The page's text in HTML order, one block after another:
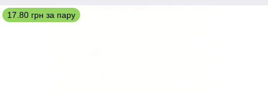
17.80 грн за пару